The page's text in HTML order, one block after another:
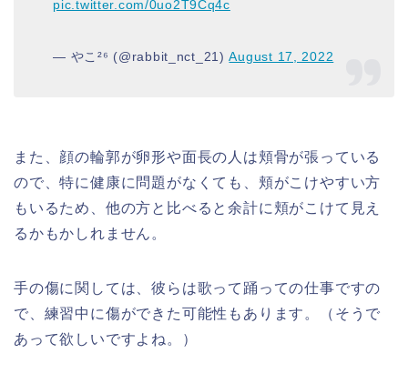
pic.twitter.com/0uo2T9Cq4c
— やこ²⁶ (@rabbit_nct_21)August 17, 2022
また、顔の輪郭が卵形や面長の人は頬骨が張っている
ので、特に健康に問題がなくても、頬がこけやすい方
もいるため、他の方と比べると余計に頬がこけて見え
るかもかしれません。
手の傷に関しては、彼らは歌って踊っての仕事ですの
で、練習中に傷ができた可能性もあります。（そうで
あって欲しいですよね。）